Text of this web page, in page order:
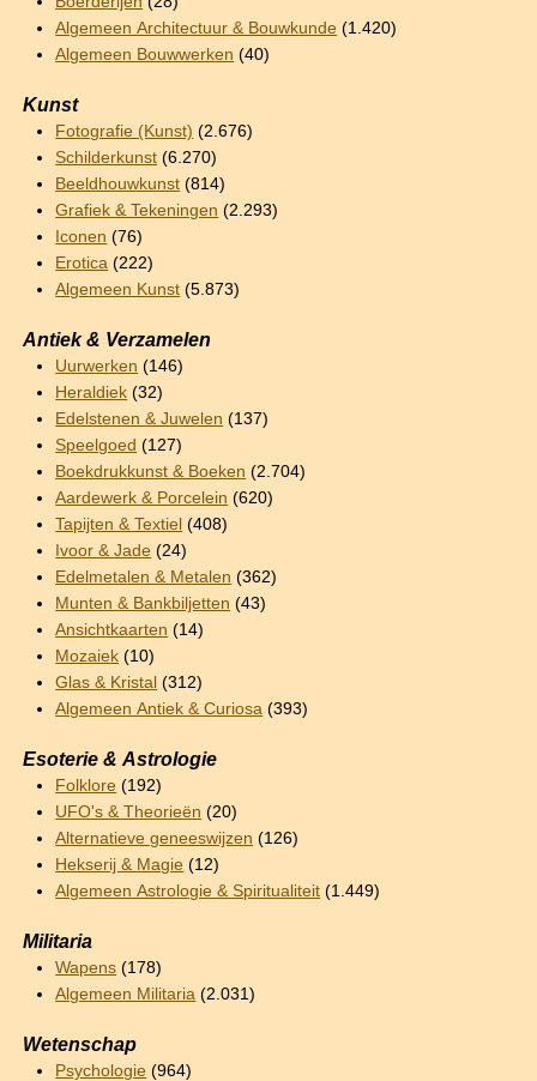
Algemeen Architectuur & Bouwkunde (1.420)
Algemeen Bouwwerken (40)
Kunst
Fotografie (Kunst) (2.676)
Schilderkunst (6.270)
Beeldhouwkunst (814)
Grafiek & Tekeningen (2.293)
Iconen (76)
Erotica (222)
Algemeen Kunst (5.873)
Antiek & Verzamelen
Uurwerken (146)
Heraldiek (32)
Edelstenen & Juwelen (137)
Speelgoed (127)
Boekdrukkunst & Boeken (2.704)
Aardewerk & Porcelein (620)
Tapijten & Textiel (408)
Ivoor & Jade (24)
Edelmetalen & Metalen (362)
Munten & Bankbiljetten (43)
Ansichtkaarten (14)
Mozaiek (10)
Glas & Kristal (312)
Algemeen Antiek & Curiosa (393)
Esoterie & Astrologie
Folklore (192)
UFO's & Theorieën (20)
Alternatieve geneeswijzen (126)
Hekserij & Magie (12)
Algemeen Astrologie & Spiritualiteit (1.449)
Militaria
Wapens (178)
Algemeen Militaria (2.031)
Wetenschap
Psychologie (964)